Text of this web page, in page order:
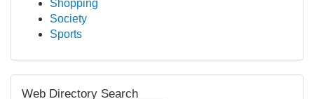
Shopping
Society
Sports
Web Directory Search